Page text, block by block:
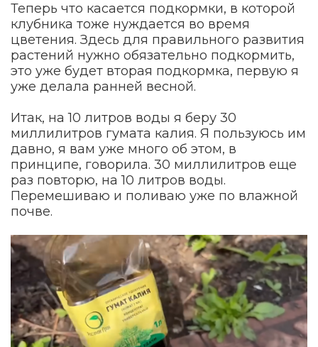
Теперь что касается подкормки, в которой
клубника тоже нуждается во время
цветения. Здесь для правильного развития
растений нужно обязательно подкормить,
это уже будет вторая подкормка, первую я
уже делала ранней весной.
Итак, на 10 литров воды я беру 30
миллилитров гумата калия. Я пользуюсь им
давно, я вам уже много об этом, в
принципе, говорила. 30 миллилитров еще
раз повторю, на 10 литров воды.
Перемешиваю и поливаю уже по влажной
почве.